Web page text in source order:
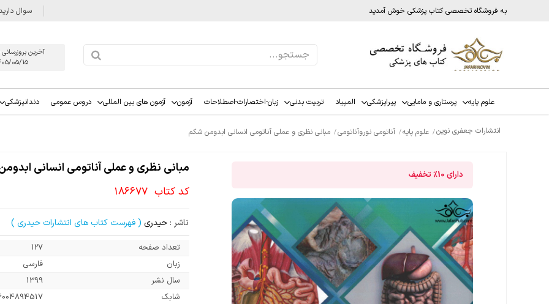
به فروشگاه تخصصی کتاب پزشکی خوش آمدید سوال
آخرین
05/15
علوم پایه پرستاری و مامایی پیراپزشکی المپیاد تربیت بدنی زبان-اختصارات-اصطلاحات آزمون آزمون های بین المللی دروس عمومی دندانپزشکی
انتشارات جعفری نوین علوم پایه آناتومی نوروآناتومی مبانی نظری و عملی آناتومی انسانی ابدومن شکم
دارای 10% تخفیف مبانی نظری و عملی آناتومی انسانی
کد کتاب 186677
ناشر : حیدری ( فهرست کتاب های انتشارات حیدری )
تعداد صفحه
127
زبان
فارسی
سال نشر
1399
شابک